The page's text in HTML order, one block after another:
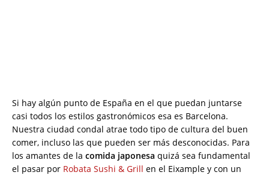
Si hay algún punto de España en el que puedan juntarse
casi todos los estilos gastronómicos esa es Barcelona.
Nuestra ciudad condal atrae todo tipo de cultura del buen
comer, incluso las que pueden ser más desconocidas. Para
los amantes de la comida japonesa quizá sea fundamental
el pasar por Robata Sushi & Grill en el Eixample y con un